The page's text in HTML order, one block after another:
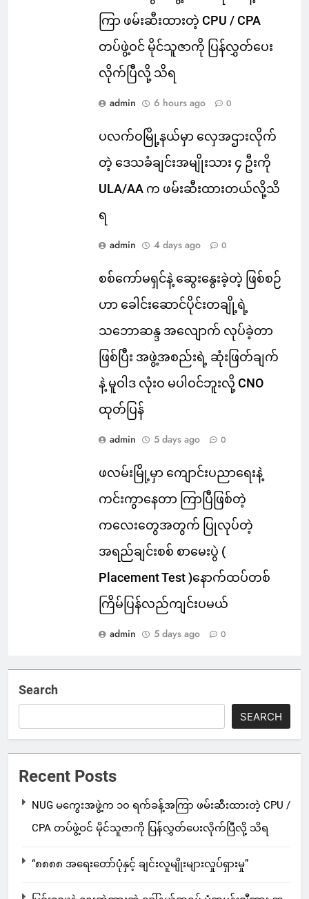
ကြာ ဖမ်းဆီးထားတဲ့ CPU / CPA
တပ်ဖွဲ့ဝင် မိုင်သူဇာကို ပြန်လွှတ်ပေး
လိုက်ပြီလို့ သိရ
admin 6 hours ago 0
ပလက်ဝမြို့နယ်မှာ လှေအဌားလိုက်
တဲ့ ဒေသခံချင်းအမျိုးသား ၄ ဦးကို
ULA/AA က ဖမ်းဆီးထားတယ်လို့သိ
ရ
admin 4 days ago 0
စစ်ကော်မရှင်နဲ့ ဆွေးနွေးခဲ့တဲ့ ဖြစ်စဉ်
ဟာ ခေါင်းဆောင်ပိုင်းတချို့ရဲ့
သဘောဆန္ဒ အလျောက် လုပ်ခဲ့တာ
ဖြစ်ပြီး အဖွဲ့အစည်းရဲ့ ဆုံးဖြတ်ချက်
နဲ့ မူဝါဒ လုံးဝ မပါဝင်ဘူးလို့ CNO
ထုတ်ပြန်
admin 5 days ago 0
ဖလမ်းမြို့မှာ ကျောင်းပညာရေးနဲ့
ကင်းကွာနေတာ ကြာပြီဖြစ်တဲ့
ကလေးတွေအတွက် ပြုလုပ်တဲ့
အရည်ချင်းစစ် စာမေးပွဲ (
Placement Test )နောက်ထပ်တစ်
ကြိမ်ပြန်လည်ကျင်းပမယ်
admin 5 days ago 0
Search
SEARCH
Recent Posts
NUG မကွေးအဖွဲ့က ၁၀ ရက်ခန့်အကြာ ဖမ်းဆီးထားတဲ့ CPU /
CPA တပ်ဖွဲ့ဝင် မိုင်သူဇာကို ပြန်လွှတ်ပေးလိုက်ပြီလို့ သိရ
“၈၈၈၈ အရေးတော်ပုံနှင့် ချင်းလူမျိုးများလှုပ်ရှားမှု”